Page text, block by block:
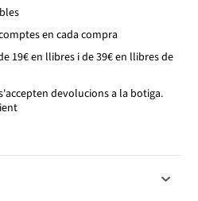
en cada compra
19€ en llibres i de 39€ en llibres de
devolucions a la botiga.